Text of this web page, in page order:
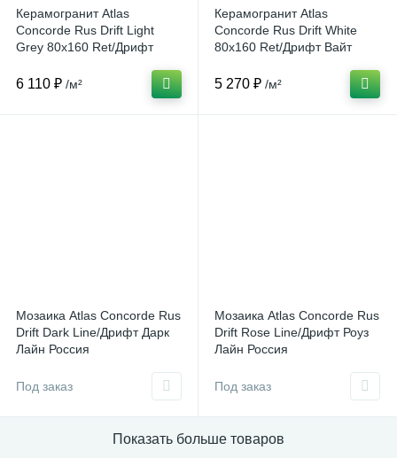
Керамогранит Atlas
Concorde Rus Drift Light
Grey 80x160 Ret/Дрифт
Россия
6 110 ₽ /м²
Керамогранит Atlas
Concorde Rus Drift White
80x160 Ret/Дрифт Вайт
5 270 ₽ /м²
Мозаика Atlas Concorde Rus
Drift Dark Line/Дрифт Дарк
Лайн Россия
Под заказ
Мозаика Atlas Concorde Rus
Drift Rose Line/Дрифт Роуз
Лайн Россия
Под заказ
Показать больше товаров